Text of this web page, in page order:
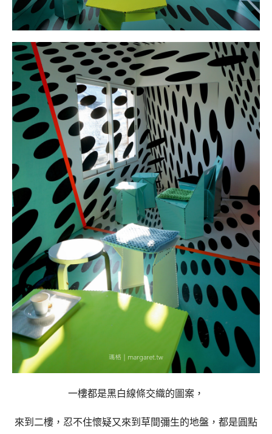
一樓都是黑白線條交織的圖案，
來到二樓，忍不住懷疑又來到草間彌生的地盤，都是圓點